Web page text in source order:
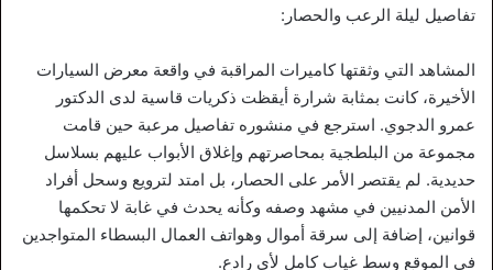
تفاصيل ليلة الرعب والحصار:
المشاهد التي وثقتها كاميرات المراقبة في واقعة معرض السيارات
الأخيرة، كانت بمثابة شرارة أيقظت ذكريات قاسية لدى الدكتور
عمرو الدجوي. استرجع في منشوره تفاصيل مرعبة حين قامت
مجموعة من البلطجية بمحاصرتهم وإغلاق الأبواب عليهم بسلاسل
حديدية. لم يقتصر الأمر على الحصار، بل امتد لترويع وسحل أفراد
الأمن المدنيين في مشهد وصفه وكأنه يحدث في غابة لا تحكمها
قوانين، إضافة إلى سرقة أموال وهواتف العمال البسطاء المتواجدين
في الموقع وسط غياب كامل لأي رادع.